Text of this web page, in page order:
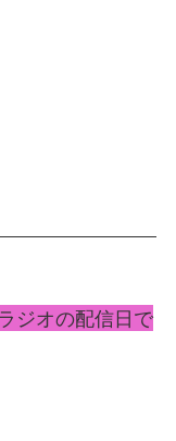
ジオの配信日で